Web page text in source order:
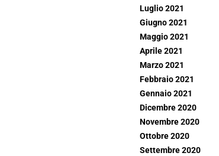
Luglio 2021
Giugno 2021
Maggio 2021
Aprile 2021
Marzo 2021
Febbraio 2021
Gennaio 2021
Dicembre 2020
Novembre 2020
Ottobre 2020
Settembre 2020